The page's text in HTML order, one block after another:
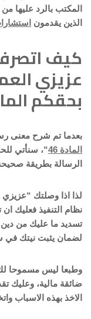
المكتب بالرد عليها
الذين يقدمون
كيف
عزيزي
بحقكم
بعدما تم شرح معنى
المادة 46
“، سنأتي
الرسالة بطريقة
نظام التنفيذ فعليك
تسديد ما عليك من
لضمان يثبت نيتك في
وطبعا ليس مسموحا
ضائقة مالية، وعليك
الاخذ بهذه الاسباب